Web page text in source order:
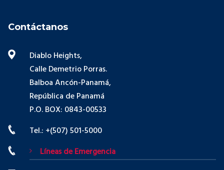
Contáctanos
Diablo Heights,
Calle Demetrio Porras.
Balboa Ancón-Panamá,
República de Panamá
P.O. BOX: 0843-00533
Tel.: +(507) 501-5000
Líneas de Emergencia